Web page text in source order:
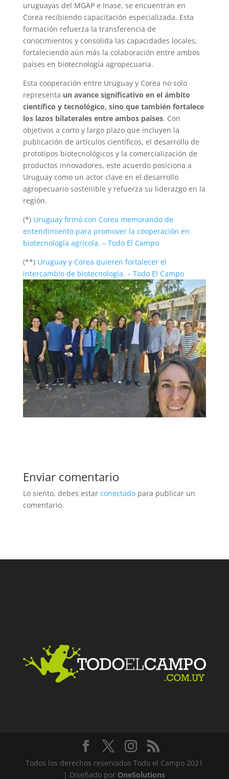
uruguayas del MGAP e Inase, se encuentran en
Corea recibiendo capacitación especializada. Esta
formación refuerza la transferencia de
conocimientos y consolida las capacidades locales,
fortaleciendo aún más la colaboración entre ambos
países en biotecnología agropecuaria.
Esta cooperación entre Uruguay y Corea no solo
representa un avance significativo en el ámbito
científico y tecnológico, sino que también fortalece
los lazos bilaterales entre ambos países. Con
objetivos a corto y largo plazo que incluyen la
publicación de artículos científicos, el desarrollo de
prototipos biotecnológicos y la comercialización de
productos innovadores, este acuerdo posiciona a
Uruguay como un actor clave en el desarrollo
agropecuario sostenible y refuerza su liderazgo en la
región.
(*) Uruguay firmó con Corea memorando de
entendimiento para promover la cooperación en
biotecnología agrícola. – Todo El Campo
(**) Uruguay y Corea quieren fortalecer el
intercambio de biotecnología. – Todo El Campo
Enviar comentario
Lo siento, debes estar conectadopara publicar un
comentario.
Todos los derechos reservados Todo el Campo 2021
| Diseñado por OneSolutions
Facebook